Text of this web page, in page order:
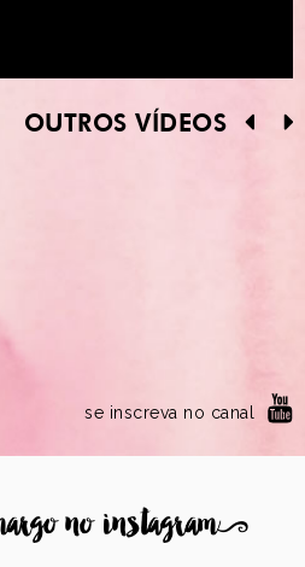
OUTROS VÍDEOS
se inscreva no canal
no instagram9